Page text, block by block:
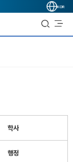
KOR
학사
행정